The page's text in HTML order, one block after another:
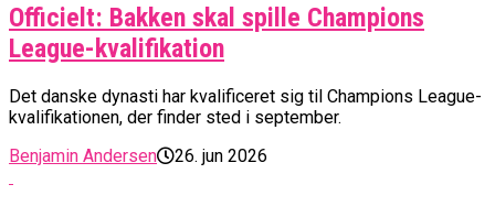
Officielt: Bakken skal spille Champions
League-kvalifikation
Det danske dynasti har kvalificeret sig til Champions League-
kvalifikationen, der finder sted i september.
Benjamin Andersen
26. jun 2026